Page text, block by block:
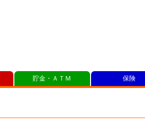
貯金・ＡＴＭ 保険